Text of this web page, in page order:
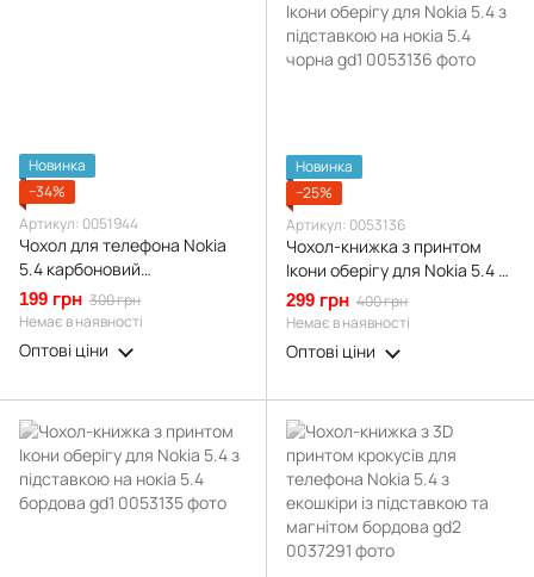
Новинка
−34%
Артикул: 0051944
Чохол для телефона Nokia
5.4 карбоновий
протиударний з високими
бортами чорний
199 грн 300 грн
Немає в наявності
Оптові ціни
Новинка
−25%
Артикул: 0053136
Чохол-книжка з принтом
Ікони оберігу для Nokia 5.4 з
підставкою на нокіа 5.4
чорна gd1
299 грн 400 грн
Немає в наявності
Оптові ціни